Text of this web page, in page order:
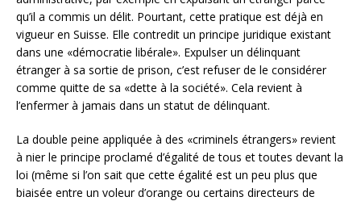
qu’il a commis un délit. Pourtant, cette pratique est déjà en
vigueur en Suisse. Elle contredit un principe juridique existant
dans une «démocratie libérale». Expulser un délinquant
étranger à sa sortie de prison, c’est refuser de le considérer
comme quitte de sa «dette à la société». Cela revient à
l’enfermer à jamais dans un statut de délinquant.
La double peine appliquée à des «criminels étrangers» revient
à nier le principe proclamé d’égalité de tous et toutes devant la
loi (même si l’on sait que cette égalité est un peu plus que
biaisée entre un voleur d’orange ou certains directeurs de